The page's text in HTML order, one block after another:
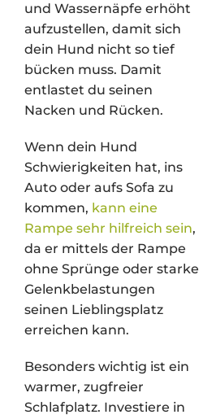
und Wassernäpfe erhöht
aufzustellen, damit sich
dein Hund nicht so tief
bücken muss. Damit
entlastet du seinen
Nacken und Rücken.
Wenn dein Hund
Schwierigkeiten hat, ins
Auto oder aufs Sofa zu
kommen, kann eine
Rampe sehr hilfreich sein,
da er mittels der Rampe
ohne Sprünge oder starke
Gelenkbelastungen
seinen Lieblingsplatz
erreichen kann.
Besonders wichtig ist ein
warmer, zugfreier
Schlafplatz. Investiere in